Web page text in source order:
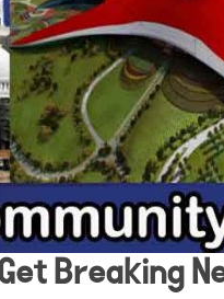
Breaking